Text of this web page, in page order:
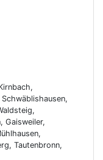
Gaisweiler,
Tautenbronn,